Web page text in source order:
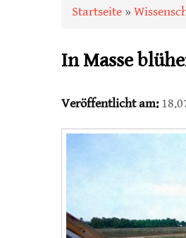
Sie sind hier
Startseite »
In Masse
Veröffentlicht am: